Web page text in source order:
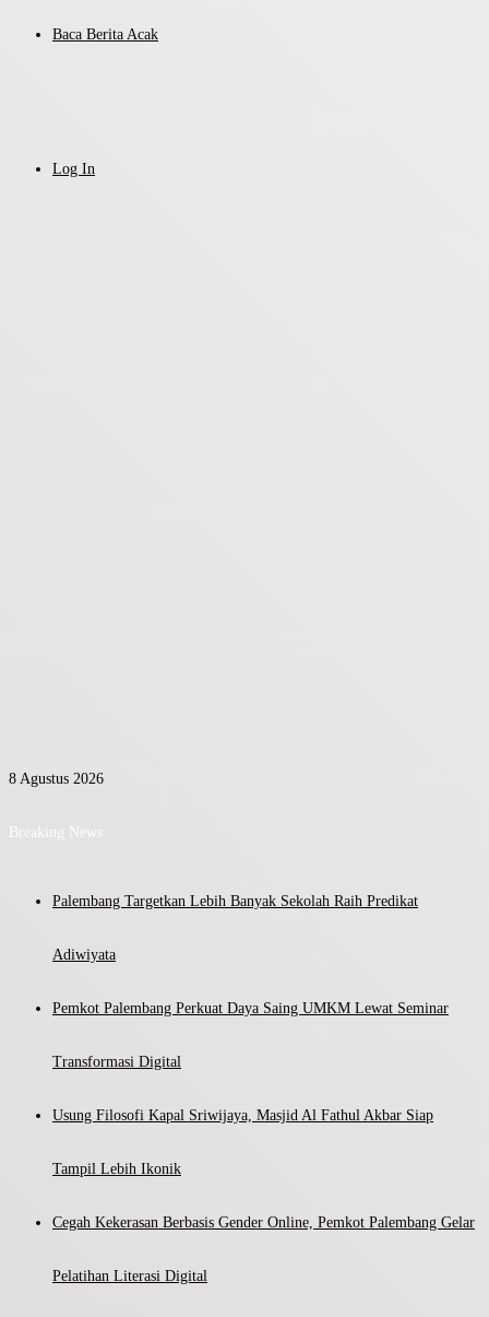
Baca Berita Acak
Log In
8 Agustus 2026
Breaking News
Palembang Targetkan Lebih Banyak Sekolah Raih Predikat
Adiwiyata
Pemkot Palembang Perkuat Daya Saing UMKM Lewat Seminar
Transformasi Digital
Usung Filosofi Kapal Sriwijaya, Masjid Al Fathul Akbar Siap
Tampil Lebih Ikonik
Cegah Kekerasan Berbasis Gender Online, Pemkot Palembang Gelar
Pelatihan Literasi Digital